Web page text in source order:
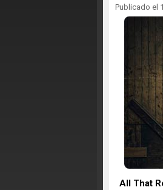
Publicado el
All That